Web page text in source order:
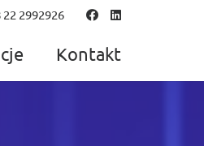
22 2992926
Kontakt